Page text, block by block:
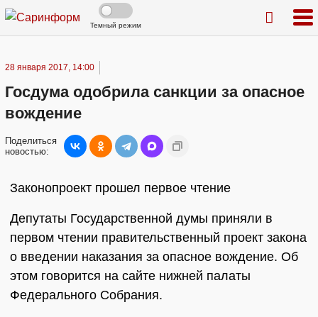
Темный режим
28 января 2017, 14:00
Госдума одобрила санкции за опасное
вождение
Поделиться
новостью:
Законопроект прошел первое чтение
Депутаты Государственной думы приняли в
первом чтении правительственный проект закона
о введении наказания за опасное вождение. Об
этом говорится на сайте нижней палаты
Федерального Собрания.